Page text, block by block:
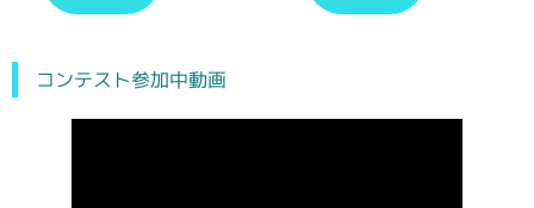
コンテスト参加中動画